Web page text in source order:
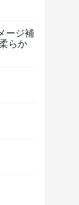
ージ補
らか